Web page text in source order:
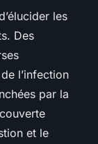
les
Des
l’infection
par la
et le